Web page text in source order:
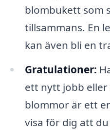
blombukett som
tillsammans. En
kan även bli en
Gratulationer:
ett nytt jobb eller
blommor är ett
visa för dig att